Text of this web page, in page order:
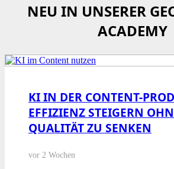
NEU IN UNSERER
ACADEMY
KI IN DER CONTENT-
EFFIZIENZ STEIGERN
QUALITÄT ZU SENKEN
vor 2 Wochen